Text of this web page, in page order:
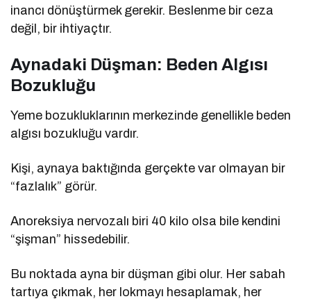
inancı dönüştürmek gerekir. Beslenme bir ceza
değil, bir ihtiyaçtır.
Aynadaki Düşman: Beden Algısı
Bozukluğu
Yeme bozukluklarının merkezinde genellikle beden
algısı bozukluğu vardır.
Kişi, aynaya baktığında gerçekte var olmayan bir
“fazlalık” görür.
Anoreksiya nervozalı biri 40 kilo olsa bile kendini
“şişman” hissedebilir.
Bu noktada ayna bir düşman gibi olur. Her sabah
tartıya çıkmak, her lokmayı hesaplamak, her